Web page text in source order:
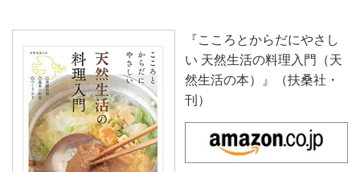
『こころとからだにやさし
い 天然生活の料理入門（天
然生活の本）』（扶桑社・
刊）